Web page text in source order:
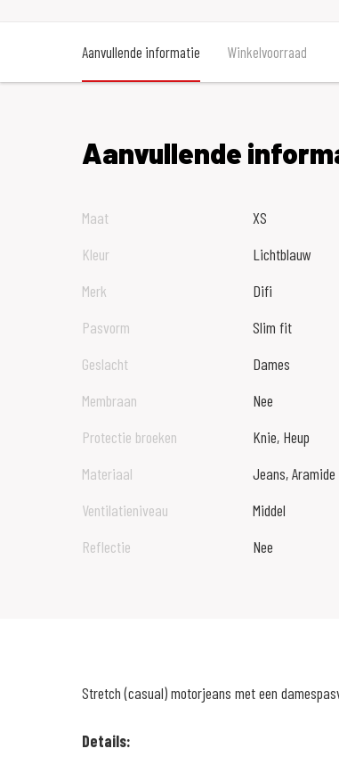
Aanvullende informatie Winkelvoorraad
Aanvullende
Maat
XS
Kleur
Lichtblauw
Merk
Difi
Pasvorm
Slim fit
Geslacht
Dames
Membraan
Nee
Protectie broeken
Knie, Heup
Materiaal
Jeans, Aramide
Ventilatieniveau
Middel
Reflectie
Nee
Stretch (casual) motorjeans met een
Details: